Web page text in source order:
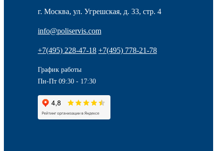
г. Москва, ул. Угрешская, д. 33, стр. 4
info@poliservis.com
+7(495) 228-47-18 +7(495) 778-21-78
График работы
Пн-Пт 09:30 - 17:30